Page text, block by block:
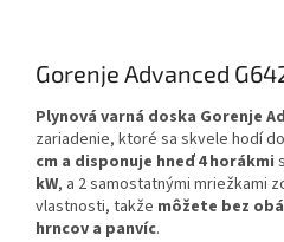
Gorenje Advanced
Plynová varná doska Gorenje
zariadenie, ktoré sa skvele hodí
cm a disponuje hneď 4 horákmi s
kW, a 2 samostatnými mriežkami
vlastnosti, takže môžete bez
hrncov a panvíc.